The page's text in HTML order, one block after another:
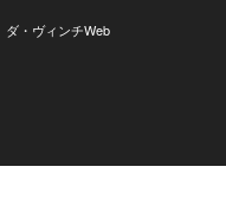
ダ・ヴィンチWeb